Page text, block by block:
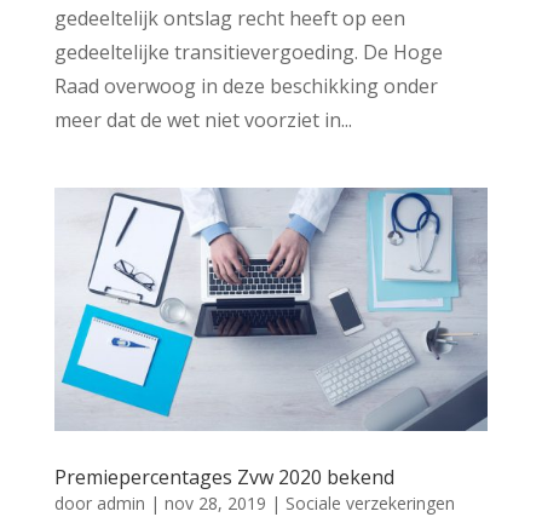
gedeeltelijk ontslag recht heeft op een
gedeeltelijke transitievergoeding. De Hoge
Raad overwoog in deze beschikking onder
meer dat de wet niet voorziet in...
Premiepercentages Zvw 2020 bekend
door admin | nov 28, 2019 | Sociale verzekeringen